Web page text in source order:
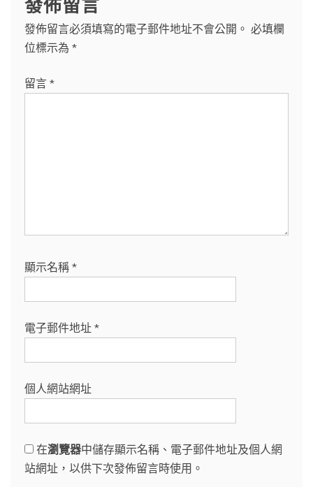
發佈留言必須填寫的電子郵件地址不會公開。 必填欄
位標示為 *
留言 *
顯示名稱 *
電子郵件地址 *
個人網站網址
在瀏覽器中儲存顯示名稱、電子郵件地址及個人網
站網址，以供下次發佈留言時使用。